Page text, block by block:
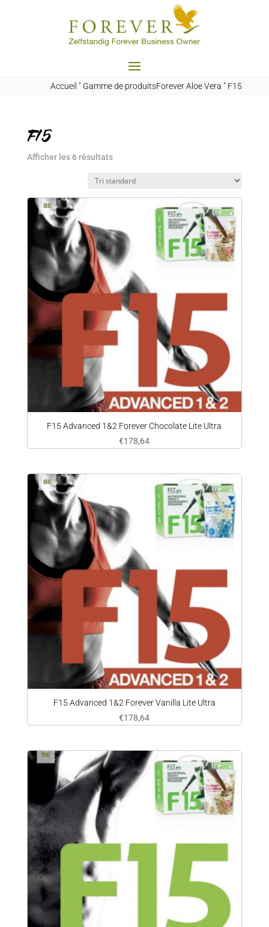
Accueil " Gamme de produitsForever Aloe Vera " F15
F15
Afficher les 6 résultats
F15 Advanced 1&2 Forever Chocolate Lite Ultra
€178,64
F15 Advanced 1&2 Forever Vanilla Lite Ultra
€178,64